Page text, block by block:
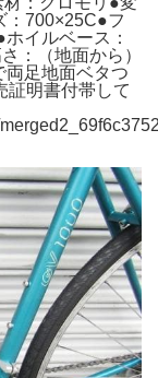
：700×25C●フ
イルベース：
：（地面から）
足地面ベタつ
証明書付帯して